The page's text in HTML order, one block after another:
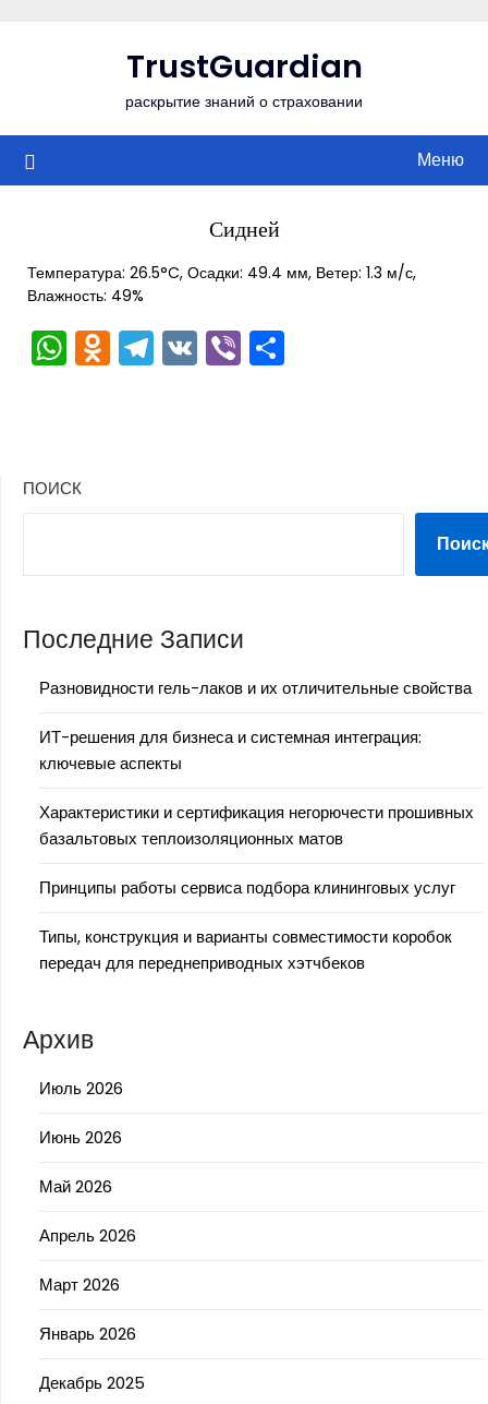
TrustGuardian
раскрытие знаний о страховании
Меню
Сидней
Температура: 26.5°C, Осадки: 49.4 мм, Ветер: 1.3 м/с,
Влажность: 49%
WhatsApp
Odnoklassniki
Telegram
VKViber
ПОИСК
Последние Записи
Разновидности гель-лаков и их отличительные свойства
ИТ-решения для бизнеса и системная интеграция:
ключевые аспекты
Характеристики и сертификация негорючести прошивных
базальтовых теплоизоляционных матов
Принципы работы сервиса подбора клининговых услуг
Типы, конструкция и варианты совместимости коробок
передач для переднеприводных хэтчбеков
Архив
Июль 2026
Июнь 2026
Май 2026
Апрель 2026
Март 2026
Январь 2026
Декабрь 2025